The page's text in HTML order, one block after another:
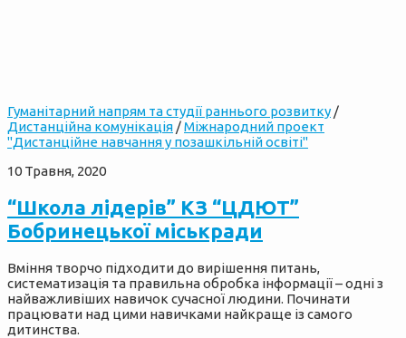
Гуманітарний напрям та студії раннього розвитку /
Дистанційна комунікація /Міжнародний проект
"Дистанційне навчання у позашкільній освіті"
10 Травня, 2020
“Школа лідерів” КЗ “ЦДЮТ”
Бобринецької міськради
Вміння творчо підходити до вирішення питань,
систематизація та правильна обробка інформації – одні з
найважливіших навичок сучасної людини. Починати
працювати над цими навичками найкраще із самого
дитинства.